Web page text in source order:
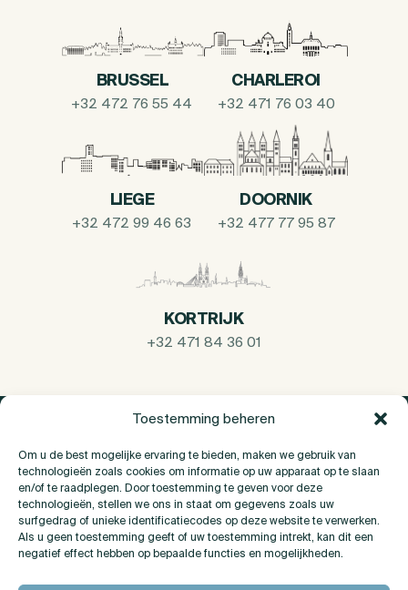
Toestemming beheren
Om u de best mogelijke ervaring te bieden, maken we gebruik van
technologieën zoals cookies om informatie op uw apparaat op te slaan
en/of te raadplegen. Door toestemming te geven voor deze
technologieën, stellen we ons in staat om gegevens zoals uw
surfgedrag of unieke identificatiecodes op deze website te verwerken.
Als u geen toestemming geeft of uw toestemming intrekt, kan dit een
negatief effect hebben op bepaalde functies en mogelijkheden.
BRUSSEL
+32 472 76 55 44
CHARLEROI
+32 471 76 03 40
LIEGE
+32 472 99 46 63
DOORNIK
+32 477 77 95 87
KORTRIJK
+32 471 84 36 01